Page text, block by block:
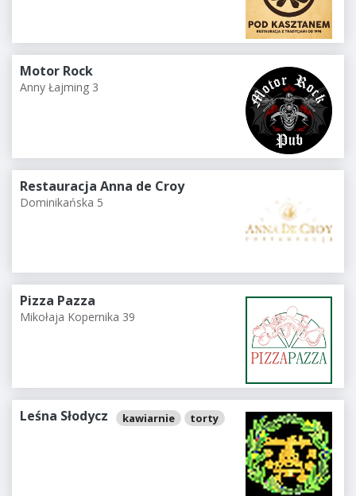
Motor Rock
Anny Łajming 3
Restauracja Anna de Croy
Dominikańska 5
Pizza Pazza
Mikołaja Kopernika 39
Leśna Słodycz kawiarnie torty